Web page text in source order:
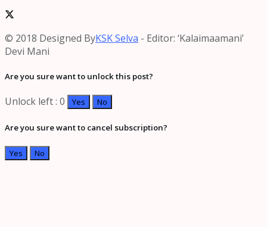
© 2018 Designed ByKSK Selva - Editor: ‘Kalaimaamani’
Devi Mani
Are you sure want to unlock this post?
Unlock left : 0 Yes No
Are you sure want to cancel subscription?
Yes No